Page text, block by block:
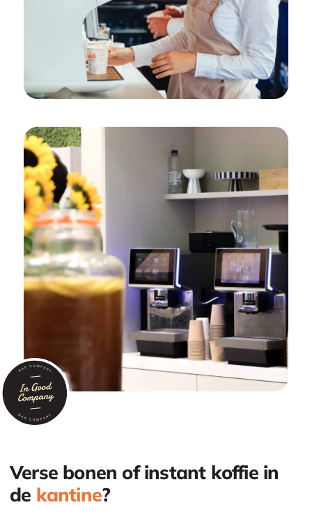
Verse bonen of instant koffie in
de kantine?